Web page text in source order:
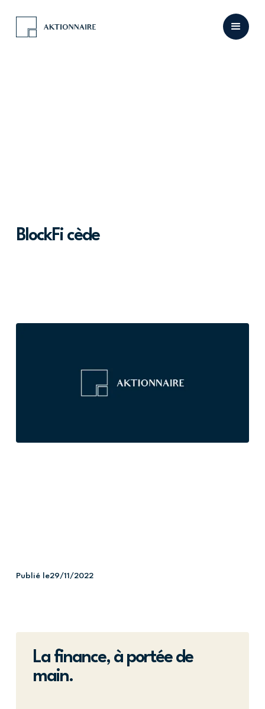
BlockFi cède
Publié le29/11/2022
La finance, à portée de
main.